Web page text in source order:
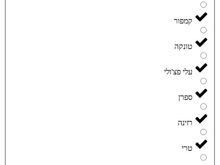
קמפור
טונקה
עלי פצ'ולי
ספרן
רזינה
טרי